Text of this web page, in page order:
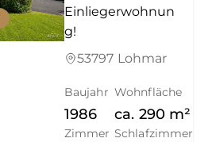
Einliegerwohnun
g!
53797 Lohmar
Baujahr
1986
Wohnfläche
ca. 290 m²
Zimmer Schlafzimmer